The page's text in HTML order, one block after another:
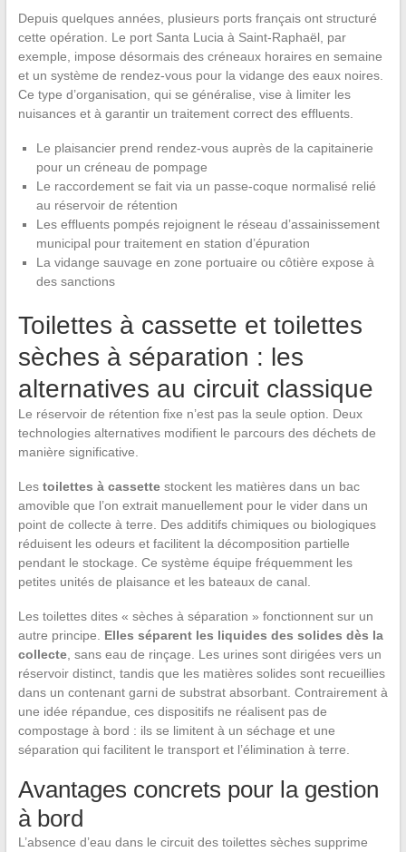
Depuis quelques années, plusieurs ports français ont structuré
cette opération. Le port Santa Lucia à Saint-Raphaël, par
exemple, impose désormais des créneaux horaires en semaine
et un système de rendez-vous pour la vidange des eaux noires.
Ce type d’organisation, qui se généralise, vise à limiter les
nuisances et à garantir un traitement correct des effluents.
Le plaisancier prend rendez-vous auprès de la capitainerie
pour un créneau de pompage
Le raccordement se fait via un passe-coque normalisé relié
au réservoir de rétention
Les effluents pompés rejoignent le réseau d’assainissement
municipal pour traitement en station d’épuration
La vidange sauvage en zone portuaire ou côtière expose à
des sanctions
Toilettes à cassette et toilettes
sèches à séparation : les
alternatives au circuit classique
Le réservoir de rétention fixe n’est pas la seule option. Deux
technologies alternatives modifient le parcours des déchets de
manière significative.
Les toilettes à cassettestockent les matières dans un bac
amovible que l’on extrait manuellement pour le vider dans un
point de collecte à terre. Des additifs chimiques ou biologiques
réduisent les odeurs et facilitent la décomposition partielle
pendant le stockage. Ce système équipe fréquemment les
petites unités de plaisance et les bateaux de canal.
Les toilettes dites « sèches à séparation » fonctionnent sur un
autre principe. Elles séparent les liquides des solides dès la
collecte, sans eau de rinçage. Les urines sont dirigées vers un
réservoir distinct, tandis que les matières solides sont recueillies
dans un contenant garni de substrat absorbant. Contrairement à
une idée répandue, ces dispositifs ne réalisent pas de
compostage à bord : ils se limitent à un séchage et une
séparation qui facilitent le transport et l’élimination à terre.
Avantages concrets pour la gestion
à bord
L’absence d’eau dans le circuit des toilettes sèches supprime